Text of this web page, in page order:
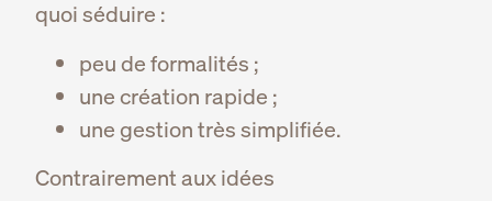
quoi séduire :
peu de formalités ;
une création rapide ;
une gestion très simplifiée.
Contrairement aux idées